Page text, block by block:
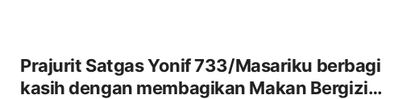
Prajurit Satgas Yonif 733/Masariku berbagi
kasih dengan membagikan Makan Bergizi